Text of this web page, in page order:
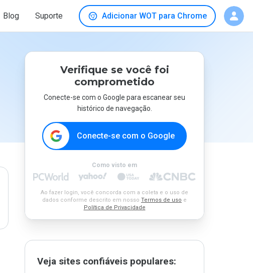
Blog Suporte Adicionar WOT para Chrome
Verifique se você foi
comprometido
Conecte-se com o Google para escanear seu
histórico de navegação.
Conecte-se com o Google
Como visto em
Ao fazer login, você concorda com a coleta e o uso de
dados conforme descrito em nosso Termos de uso e
Política de Privacidade
Veja sites confiáveis populares: